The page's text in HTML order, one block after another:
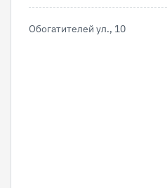
Обогатителей ул., 10